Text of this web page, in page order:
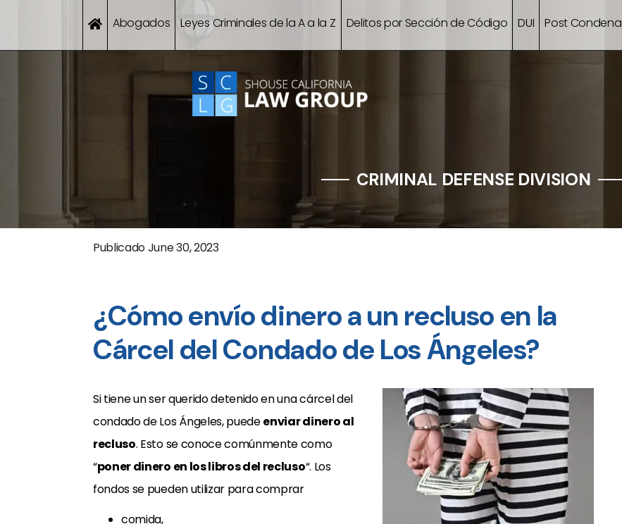
Abogados Leyes Criminales de la A a la Z Delitos por Sección de Código DUI Post Condena
CRIMINAL DEFENSE DIVISION
PublicadoJune 30, 2023
¿Cómo envío dinero a un recluso en la
Cárcel del Condado de Los Ángeles?
Si tiene un ser querido detenido en una cárcel del
condado de Los Ángeles, puedeenviar dinero al
recluso. Esto se conoce comúnmente como
“poner dinero en los libros del recluso“. Los
fondos se pueden utilizar para comprar
comida,